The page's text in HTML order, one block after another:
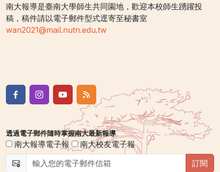
南大報導是臺南大學師生共同園地，歡迎本校師生踴躍投
稿，稿件請以電子郵件型式逕寄至秘書室
wan2021@mail.nutn.edu.tw
透過電子郵件隨時掌握南大最新報導
南大報導電子報
南大校友電子報
訂閱